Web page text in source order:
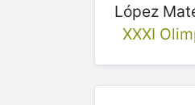
López
XXXI